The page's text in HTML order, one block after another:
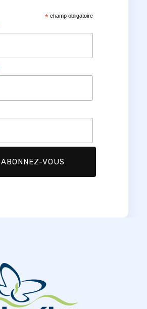
*champ obligatoire